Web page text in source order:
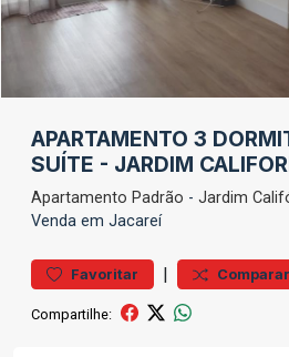
APARTAMENTO 3
SUÍTE - JARDIM
Apartamento Padrão - Jardim
Venda em Jacareí
Favoritar | Comparar
Compartilhe: